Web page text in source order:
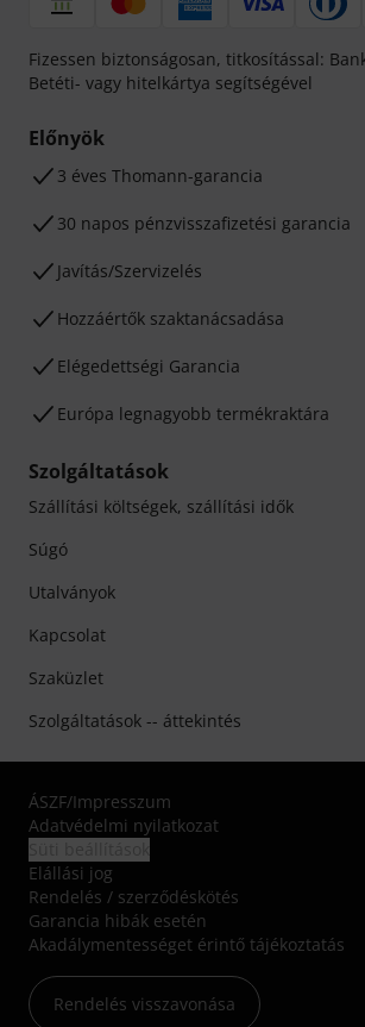
Fizessen biztonságosan, titkosítással:
Betéti- vagy hitelkártya segítségével
Előnyök
3 éves Thomann-garancia
30 napos pénzvisszafizetési garancia
Javítás/Szervizelés
Hozzáértők szaktanácsadása
Elégedettségi Garancia
Európa legnagyobb termékraktára
Szolgáltatások
Szállítási költségek, szállítási idők
Súgó
Utalványok
Kapcsolat
Szaküzlet
Szolgáltatások -- áttekintés
ÁSZF/Impresszum
Adatvédelmi nyilatkozat
Elállási jog
Rendelés / szerződéskötés
Garancia hibák esetén
Akadálymentességet érintő tájékoztatás
Rendelés visszavonása